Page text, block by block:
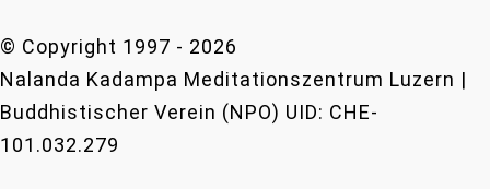
© Copyright 1997 - 2026
Nalanda Kadampa Meditationszentrum Luzern |
Buddhistischer Verein (NPO) UID: CHE-
101.032.279